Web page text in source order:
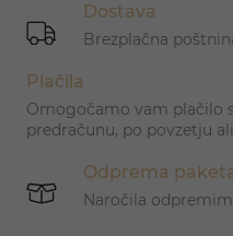
Dostava
Brezplačna
Plačila
Omogočamo vam plačilo
predračunu, po povzetju
Odprema
Naročila